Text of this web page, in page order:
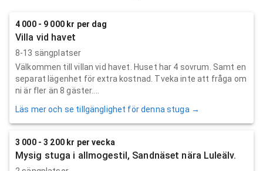
4 000 - 9 000 kr per dag
Villa vid havet
8-13 sängplatser
Välkommen till villan vid havet. Huset har 4 sovrum. Samt en
separat lägenhet för extra kostnad. Tveka inte att fråga om
ni är fler än 8 gäster....
Läs mer och se tillgänglighet för denna stuga →
3 000 - 3 200 kr per vecka
Mysig stuga i allmogestil, Sandnäset nära Luleälv.